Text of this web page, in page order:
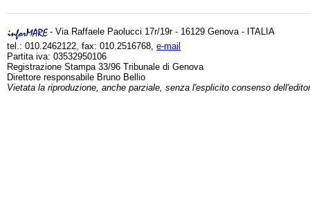
- Via Raffaele Paolucci 17r/19r - 16129 Genova - ITALIA
tel.: 010.2462122, fax: 010.2516768, e-mail
Partita iva: 03532950106
Registrazione Stampa 33/96 Tribunale di Genova
Direttore responsabile Bruno Bellio
Vietata la riproduzione, anche parziale, senza l'esplicito consenso